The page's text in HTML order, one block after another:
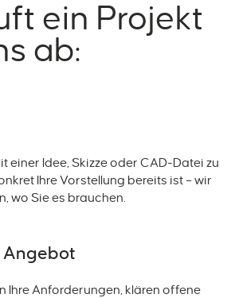
ein Projekt
ab:
einer Idee, Skizze oder CAD-Datei zu
Ihre Vorstellung bereits ist – wir
wo Sie es brauchen.
Angebot
Ihre Anforderungen, klären offene